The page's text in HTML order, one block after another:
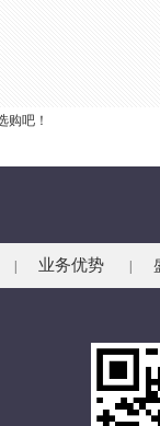
购吧！
业务优势